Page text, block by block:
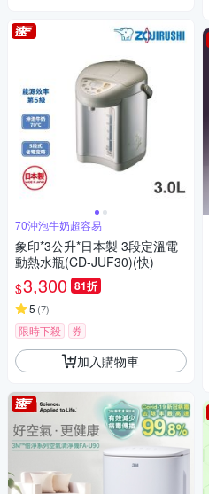
70沖泡牛奶超容易
象印*3公升*日本製 3段定溫電
動熱水瓶(CD-JUF30)(快)
$3,300 81折
5 (7)
限時下殺 券
加入購物車